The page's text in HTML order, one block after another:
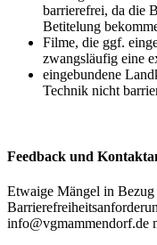
barrierefrei, da die
Betitelung
Filme, die ggf.
zwangsläufig eine
eingebundene
Technik nicht
Feedback und
Etwaige Mängel in
info@vgmammendorf.de